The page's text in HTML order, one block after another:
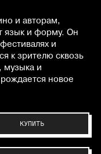
и авторам,
язык и форму. Он
и
к зрителю сквозь
музыка и
новое
КУПИТЬ